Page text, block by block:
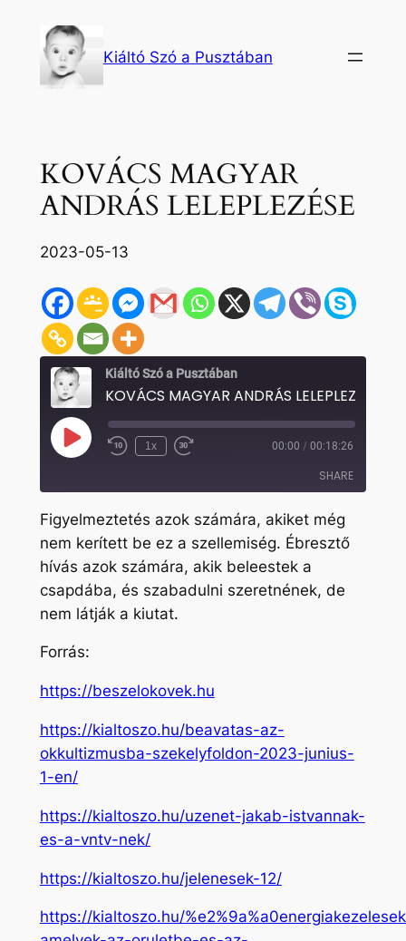
tartalomhoz
Kiáltó Szó a Pusztában
KOVÁCS MAGYAR
ANDRÁS LELEPLEZÉSE
2023-05-13
Kiáltó Szó a Pusztában
KOVÁCS MAGYAR ANDRÁS LELEPLEZÉSE
Play
Episode Rewind
1x
Fast
seconds
00:00 / 00:18:26
SHARE
SHARE
LINK
EMBED
Figyelmeztetés azok számára, akiket még
nem kerített be ez a szellemiség. Ébresztő
hívás azok számára, akik beleestek a
csapdába, és szabadulni szeretnének, de
nem látják a kiutat.
Forrás:
https://beszelokovek.hu
https://kialtoszo.hu/beavatas-az-
okkultizmusba-szekelyfoldon-2023-junius-
1-en/
https://kialtoszo.hu/uzenet-jakab-istvannak-
es-a-vntv-nek/
https://kialtoszo.hu/jelenesek-12/
https://kialtoszo.hu/